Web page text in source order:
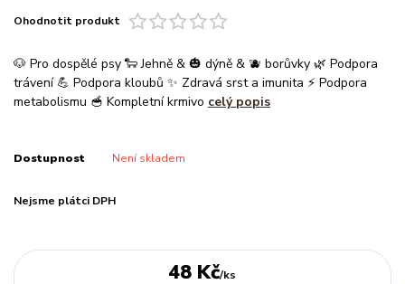
Ohodnotit produkt
🐶 Pro dospělé psy 🐑 Jehně & 🎃 dýně & 🫐 borůvky 🌿 Podpora
trávení 💪 Podpora kloubů ✨ Zdravá srst a imunita ⚡ Podpora
metabolismu 🥣 Kompletní krmivo celý popis
Dostupnost Není skladem
Nejsme plátci DPH
48 Kč/ks